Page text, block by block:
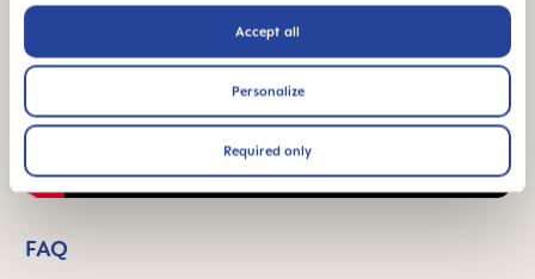
Accept all
Personalize
Required only
FAQ